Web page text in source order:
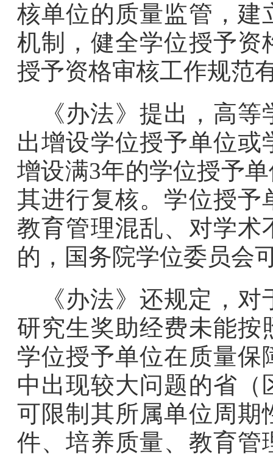
核单位的质量监管，建
机制，健全学位授予资
授予资格审核工作规范
《办法》提出，高
出增设学位授予单位
增设满3年的学位授予
其进行复核。学位授予
教育管理混乱、对学术
的，国务院学位委员会
《办法》还规定，
研究生奖助经费未能按
学位授予单位在质量保
中出现较大问题的省
可限制其所属单位周期
件、培养质量、教育管